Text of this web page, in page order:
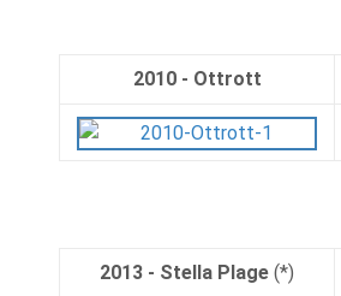
2010 - Ottrott
2013 - Stella Plage (*)